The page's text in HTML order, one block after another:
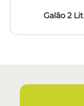
Galão 2